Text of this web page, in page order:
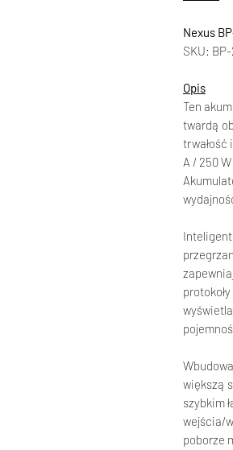
Nexus
SKU: BP-
Opis
Ten
twardą
trwałość
A / 250
większą
szybkim
wejścia/
poborze